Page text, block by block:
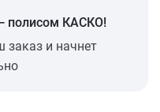
полисом КАСКО!
заказ и начнет